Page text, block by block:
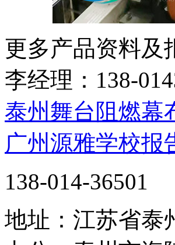
更多产品资料及
李经理：138-
泰州舞台阻燃幕
广州源雅学校报
138-014-36501
地址：江苏省泰